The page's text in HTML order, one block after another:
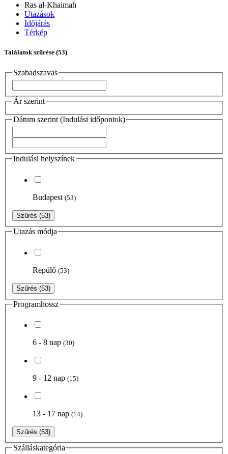
Ras al-Khaimah
Utazások
Időjárás
Térkép
Találatok szűrése (53)
Szabadszavas
Ár szerint
Dátum szerint (Indulási időpontok)
Indulási helyszínek
Budapest (53)
Szűrés (53)
Utazás módja
Repülő (53)
Szűrés (53)
Programhossz
6 - 8 nap (30)
9 - 12 nap (15)
13 - 17 nap (14)
Szűrés (53)
Szálláskategória